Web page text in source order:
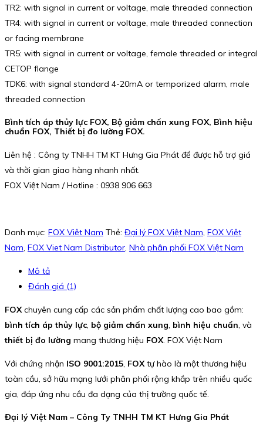
TR2: with signal in current or voltage, male threaded connection
TR4: with signal in current or voltage, male threaded connection
or facing membrane
TR5: with signal in current or voltage, female threaded or integral
CETOP flange
TDK6: with signal standard 4-20mA or temporized alarm, male
threaded connection
Bình tích áp thủy lực FOX, Bộ giảm chấn xung FOX, Bình hiệu
chuẩn FOX, Thiết bị đo lường FOX.
Liên hệ : Công ty TNHH TM KT Hưng Gia Phát để được hỗ trợ giá
và thời gian giao hàng nhanh nhất.
FOX Việt Nam / Hotline : 0938 906 663
Danh mục: FOX Việt Nam Thẻ: Đại lý FOX Việt Nam, FOX Việt
Nam, FOX Viet Nam Distributor, Nhà phân phối FOX Việt Nam
Mô tả
Đánh giá (1)
FOXchuyên cung cấp các sản phẩm chất lượng cao bao gồm:
bình tích áp thủy lực, bộ giảm chấn xung, bình hiệu chuẩn, và
thiết bị đo lường mang thương hiệu FOX. FOX Việt Nam
Với chứng nhận ISO 9001:2015, FOXtự hào là một thương hiệu
toàn cầu, sở hữu mạng lưới phân phối rộng khắp trên nhiều quốc
gia, đáp ứng nhu cầu đa dạng của thị trường quốc tế.
Đại lý Việt Nam – Công Ty TNHH TM KT Hưng Gia Phát